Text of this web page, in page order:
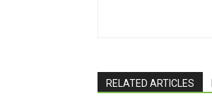
RELATED ARTICLES